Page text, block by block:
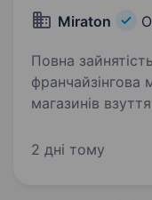
Miraton
Повна зайнятість. Miraton
магазинів
зв’язку Telegram. Європейська, 18 Розглядаємо
2 дні тому